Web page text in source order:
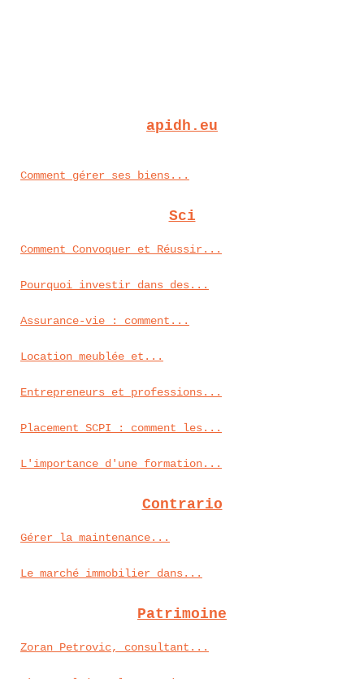
apidh.eu
Comment gérer ses biens...
Sci
Comment Convoquer et Réussir...
Pourquoi investir dans des...
Assurance-vie : comment...
Location meublée et...
Entrepreneurs et professions...
Placement SCPI : comment les...
L'importance d'une formation...
Contrario
Gérer la maintenance...
Le marché immobilier dans...
Patrimoine
Zoran Petrovic, consultant...